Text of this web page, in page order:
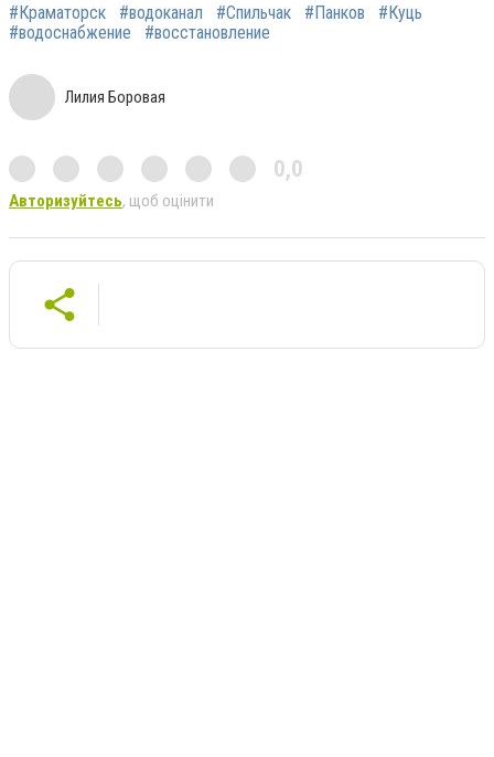
#Краматорск #водоканал #Спильчак #Панков
#Куць
#водоснабжение
#восстановление
Лилия Боровая
0,0
Авторизуйтесь, щоб оцінити